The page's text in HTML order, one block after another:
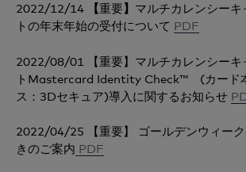
2022/12/14 【重要】 マルチカレンシー
トの年末年始の受付について PDF
2022/08/01
【重要】マルチカレンシー
トMastercard Identity Check™ (カード
ス：3Dセキュア)導入に関するお知らせ
2022/04/25 【重要】 ゴールデンウィー
きのご案内 PDF